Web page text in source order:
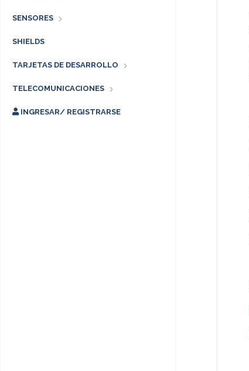
SENSORES
SHIELDS
TARJETAS DE DESARROLLO
TELECOMUNICACIONES
INGRESAR/ REGISTRARSE